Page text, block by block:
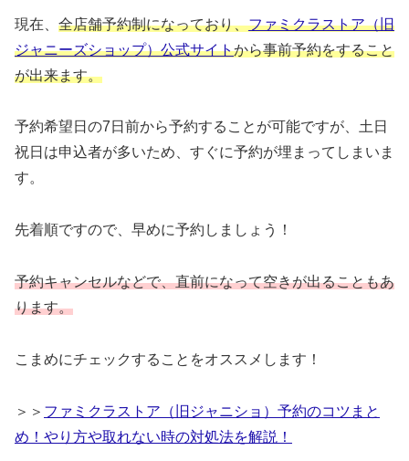
現在、 全店舗予約制になっており、ファミクラストア（旧
ジャニーズショップ）公式サイトから事前予約をすること
が出来ます。
予約希望日の7日前から予約することが可能ですが、土日
祝日は申込者が多いため、すぐに予約が埋まってしまいま
す。
先着順ですので、早めに予約しましょう！
予約キャンセルなどで、直前になって空きが出ることもあ
ります。
こまめにチェックすることをオススメします！
＞＞ ファミクラストア（旧ジャニショ）予約のコツまと
め！やり方や取れない時の対処法を解説！